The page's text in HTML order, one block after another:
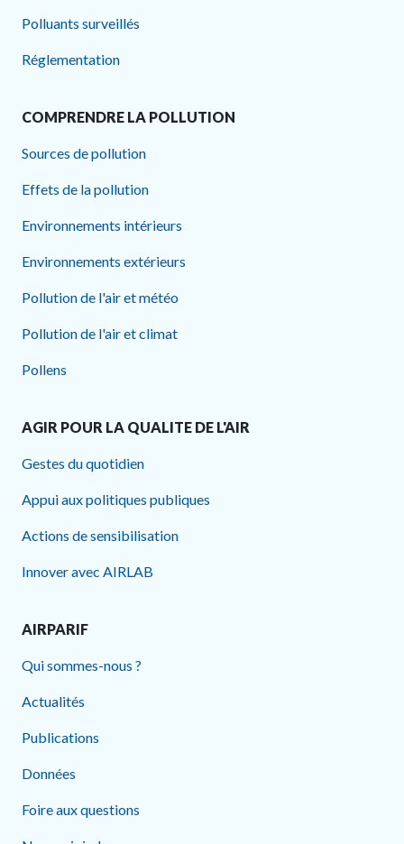
Polluants surveillés
Réglementation
COMPRENDRE LA POLLUTION
Sources de pollution
Effets de la pollution
Environnements intérieurs
Environnements extérieurs
Pollution de l'air et météo
Pollution de l'air et climat
Pollens
AGIR POUR LA QUALITE DE L'AIR
Gestes du quotidien
Appui aux politiques publiques
Actions de sensibilisation
Innover avec AIRLAB
AIRPARIF
Qui sommes-nous ?
Actualités
Publications
Données
Foire aux questions